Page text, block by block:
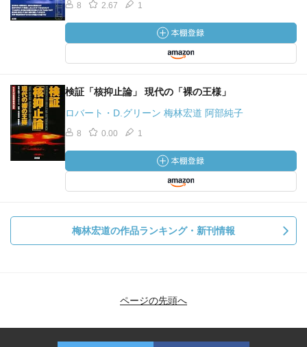
8 2.67 1
検証「核抑止論」 現代の「裸の王様」
ロバート・D.グリーン 梅林宏道 阿部純子
8 0.00 1
梅林宏道の作品ランキング・新刊情報
ページの先頭へ